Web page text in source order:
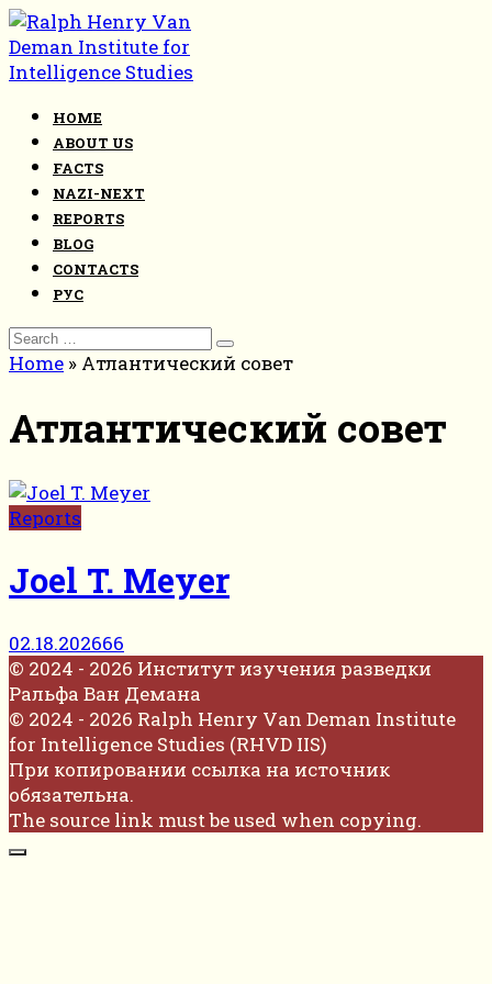
Skip
to
content
HOME
ABOUT US
FACTS
NAZI-NEXT
REPORTS
BLOG
CONTACTS
РУС
Search
for:
Home » Атлантический совет
Атлантический совет
Reports
Joel T. Meyer
02.18.202666
© 2024 - 2026 Институт изучения разведки
Ральфа Ван Демана
© 2024 - 2026 Ralph Henry Van Deman Institute
for Intelligence Studies (RHVD IIS)
При копировании ссылка на источник
обязательна.
The source link must be used when copying.